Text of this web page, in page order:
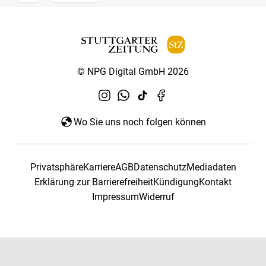
© NPG Digital GmbH 2026
Wo Sie uns noch folgen können
PrivatsphäreKarriereAGBDatenschutzMediadaten
Erklärung zur BarrierefreiheitKündigungKontakt
ImpressumWiderruf